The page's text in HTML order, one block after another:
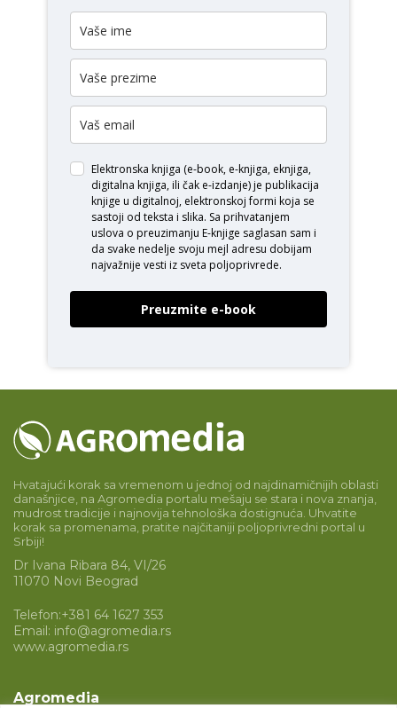
Elektronska knjiga (e-book, e-knjiga, eknjiga,
digitalna knjiga, ili čak e-izdanje) je publikacija
knjige u digitalnoj, elektronskoj formi koja se
sastoji od teksta i slika. Sa prihvatanjem
uslova o preuzimanju E-knjige saglasan sam i
da svake nedelje svoju mejl adresu dobijam
najvažnije vesti iz sveta poljoprivrede.
Preuzmite e-book
Hvatajući korak sa vremenom u jednoj od najdinamičnijih oblasti
današnjice, na Agromedia portalu mešaju se stara i nova znanja,
mudrost tradicije i najnovija tehnološka dostignuća. Uhvatite
korak sa promenama, pratite najčitaniji poljoprivredni portal u
Srbiji!
Dr Ivana Ribara 84, VI/26
11070 Novi Beograd
Telefon:+381 64 1627 353
Email: info@agromedia.rs
www.agromedia.rs
Agromedia